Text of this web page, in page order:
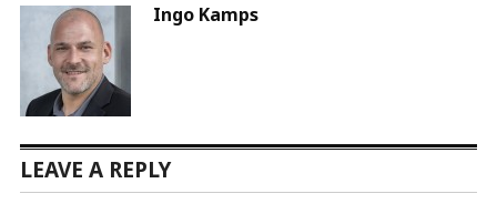
Ingo Kamps
LEAVE A REPLY